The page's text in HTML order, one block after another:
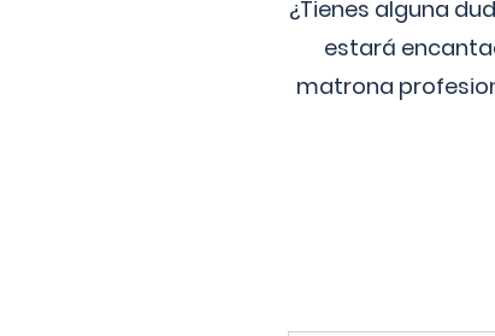
¿Tienes alguna
estará
matrona